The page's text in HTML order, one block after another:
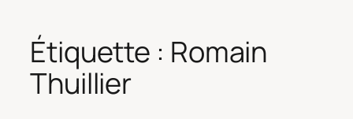
Étiquette : Romain
Thuillier